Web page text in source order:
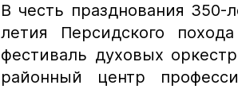
В честь празднования
летия Персидского
фестиваль духовых
районный центр